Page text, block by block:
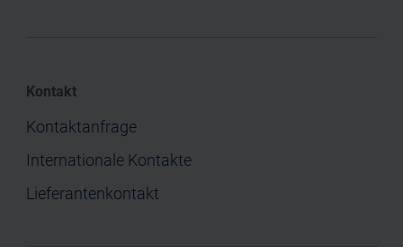
Kontakt
Kontaktanfrage
Internationale Kontakte
Lieferantenkontakt